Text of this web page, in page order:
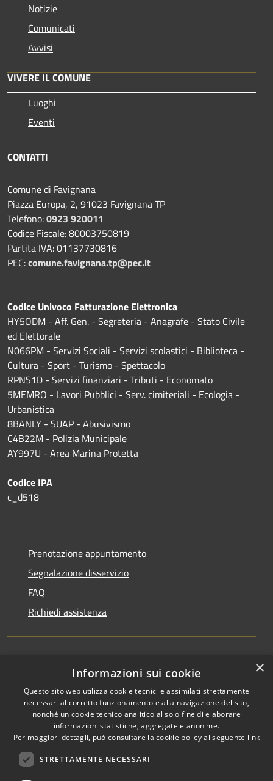
Notizie
Comunicati
Avvisi
VIVERE IL COMUNE
Luoghi
Eventi
CONTATTI
Comune di Favignana
Piazza Europa, 2, 91023 Favignana TP
Telefono:0923 920011
Codice Fiscale: 80003750819
Partita IVA: 01137730816
PEC:comune.favignana.tp@pec.it
Codice Univoco Fatturazione Elettronica
HY5ODM - Aff. Gen. - Segreteria - Anagrafe - Stato Civile
ed Elettorale
N066PM - Servizi Sociali - Servizi scolastici - Biblioteca -
Cultura - Sport - Turismo - Spettacolo
RPNS1D - Servizi finanziari - Tributi - Economato
5MEMRO - Lavori Pubblici - Serv. cimiteriali - Ecologia -
Urbanistica
8BANLY - SUAP - Abusivismo
C4B22M - Polizia Municipale
AY997U - Area Marina Protetta
Codice IPA
c_d518
Prenotazione appuntamento
Segnalazione disservizio
FAQ
Richiedi assistenza
Amministrazione trasparente
Informativa privacy
Note legali
Dichiarazione di accessibilità
×
Informazioni sui cookie
Questo sito web utilizza cookie tecnici e assimilati strettamente
necessari al corretto funzionamento e alla navigazione del sito,
nonché un cookie tecnico analitico al solo fine di elaborare
informazioni statistiche, aggregate e anonime.
Per maggiori dettagli, può consultare la cookie policy al seguente link
STRETTAMENTE NECESSARI